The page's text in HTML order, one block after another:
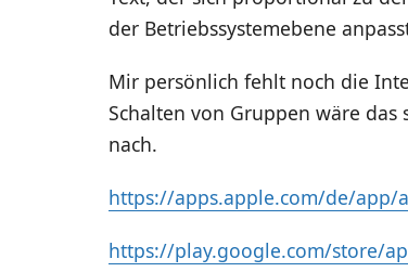
der Betriebssystemebene
Mir persönlich fehlt noch die
Schalten von Gruppen wäre
nach.
https://apps.apple.com/de/app/
https://play.google.com/store/